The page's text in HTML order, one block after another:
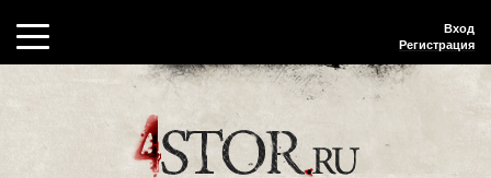
Вход
Регистрация